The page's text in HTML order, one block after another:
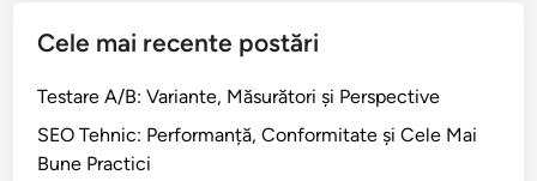
Cele mai recente postări
Testare A/B: Variante, Măsurători și Perspective
SEO Tehnic: Performanță, Conformitate și Cele Mai
Bune Practici